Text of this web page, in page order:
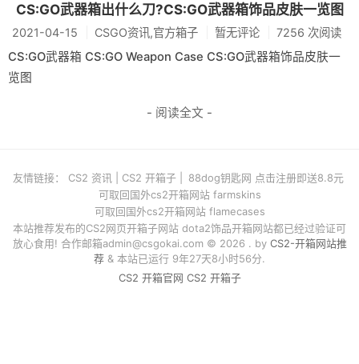
CS:GO武器箱出什么刀?CS:GO武器箱饰品皮肤一览图
2021-04-15 CSGO资讯,官方箱子 暂无评论 7256 次阅读
CS:GO武器箱 CS:GO Weapon Case CS:GO武器箱饰品皮肤一
览图
- 阅读全文 -
友情链接： CS2 资讯 CS2 开箱子
88dog钥匙网 点击注册即送8.8元
可取回国外cs2开箱网站 farmskins
可取回国外cs2开箱网站 flamecases
本站推荐发布的CS2网页开箱子网站 dota2饰品开箱网站都已经过验证可
放心食用! 合作邮箱admin@csgokai.com© 2026 . by CS2-开箱网站推
荐 & 本站已运行 9年27天8小时56分.
CS2 开箱官网 CS2 开箱子